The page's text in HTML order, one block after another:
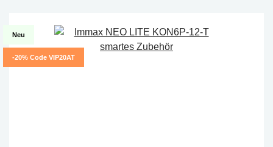
Neu
-20% Code VIP20AT